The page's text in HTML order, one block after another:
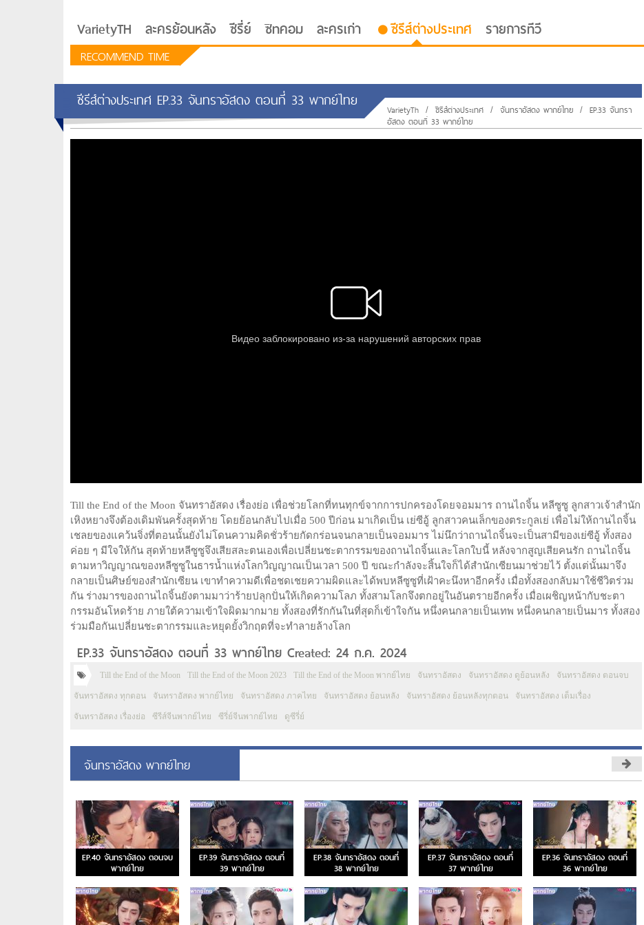
VarietyTH ละครย้อนหลัง ซีรี่ย์ ซิทคอม ละครเก่า ซีรีส์ต่างประเทศ รายการทีวี
RECOMMEND TIME
รักอยู่ประตูถัดไป
ซีรีส์ต่างประเทศ EP.33 จันทราอัสดง ตอนที่ 33 พากย์ไทย VarietyTh / ซีรีส์ต่างประเทศ / จันทราอัสดง พากย์ไทย / EP.33 จันทรา
อัสดง ตอนที่ 33 พากย์ไทย
Till the End of the Moon จันทราอัสดง เรื่องย่อ เพื่อช่วยโลกที่ทนทุกข์จากการปกครองโดยจอมมาร ถานไถจิ้น หลีซูซู ลูกสาวเจ้าสำนัก
เหิงหยางจึงต้องเดิมพันครั้งสุดท้าย โดยย้อนกลับไปเมื่อ 500 ปีก่อน มาเกิดเป็น เย่ซีอู้ ลูกสาวคนเล็กของตระกูลเย่ เพื่อไม่ให้ถานไถจิ้น
เชลยของแคว้นจิ่งที่ตอนนั้นยังไม่โดนความคิดชั่วร้ายกัดกร่อนจนกลายเป็นจอมมาร ไม่นึกว่าถานไถจิ้นจะเป็นสามีของเย่ซีอู้ ทั้งสอง
ค่อย ๆ มีใจให้กัน สุดท้ายหลีซูซูจึงเสียสละตนเองเพื่อเปลี่ยนชะตากรรมของถานไถจิ้นและโลกใบนี้ หลังจากสูญเสียคนรัก ถานไถจิ้น
ตามหาวิญญาณของหลีซูซูในธารน้ำแห่งโลกวิญญาณเป็นเวลา 500 ปี ขณะกำลังจะสิ้นใจก็ได้สำนักเซียนมาช่วยไว้ ตั้งแต่นั้นมาจึง
กลายเป็นศิษย์ของสำนักเซียน เขาทำความดีเพื่อชดเชยความผิดและได้พบหลีซูซูที่เฝ้าคะนึงหาอีกครั้ง เมื่อทั้งสองกลับมาใช้ชีวิตร่วม
กัน ร่างมารของถานไถจิ้นยังตามมาว่าร้ายปลุกปั่นให้เกิดความโลภ ทั้งสามโลกจึงตกอยู่ในอันตรายอีกครั้ง เมื่อเผชิญหน้ากับชะตา
กรรมอันโหดร้าย ภายใต้ความเข้าใจผิดมากมาย ทั้งสองที่รักกันในที่สุดก็เข้าใจกัน หนึ่งคนกลายเป็นเทพ หนึ่งคนกลายเป็นมาร ทั้งสอง
ร่วมมือกันเปลี่ยนชะตากรรมและหยุดยั้งวิกฤตที่จะทำลายล้างโลก
EP.33 จันทราอัสดง ตอนที่ 33 พากย์ไทย Created: 24 ก.ค. 2024
Till the End of the Moon Till the End of the Moon 2023 Till the End of the Moon พากย์ไทย จันทราอัสดง จันทราอัสดง ดูย้อนหลัง จันทราอัสดง ตอนจบ
จันทราอัสดง ทุกตอน จันทราอัสดง พากย์ไทย จันทราอัสดง ภาคไทย จันทราอัสดง ย้อนหลัง จันทราอัสดง ย้อนหลังทุกตอน จันทราอัสดง เต็มเรื่อง
จันทราอัสดง เรื่องย่อ ซีรีส์จีนพากย์ไทย ซีรี่ย์จีนพากย์ไทย ดูซีรี่ย์
จันทราอัสดง พากย์ไทย
EP.40 จันทราอัสดง ตอนจบ
พากย์ไทย
EP.39 จันทราอัสดง ตอนที่
39 พากย์ไทย
EP.38 จันทราอัสดง ตอนที่
38 พากย์ไทย
EP.37 จันทราอัสดง ตอนที่
37 พากย์ไทย
EP.36 จันทราอัสดง ตอนที่
36 พากย์ไทย